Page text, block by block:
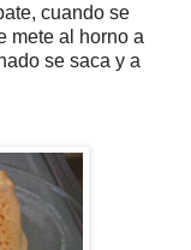
cuando se
mete al horno a
se saca y a